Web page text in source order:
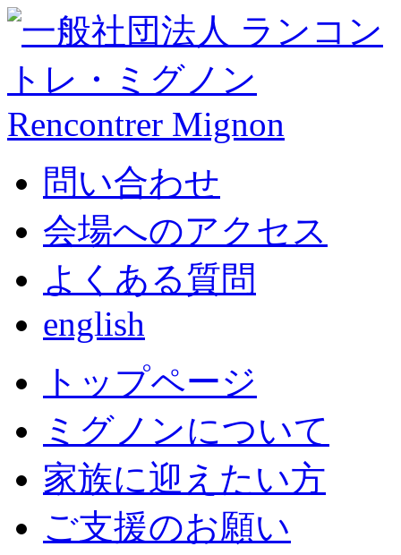
問い合わせ
会場へのアクセス
よくある質問
english
トップページ
ミグノンについて
家族に迎えたい方
ご支援のお願い